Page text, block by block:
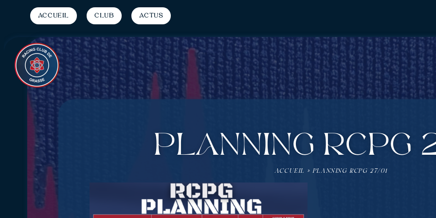
Accueil Club Actus
PLANNING RCPG
ACCUEIL » PLANNING RCPG 27/01